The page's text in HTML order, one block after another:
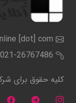
[dot] com
021-26767486
کلیه حقوق برای